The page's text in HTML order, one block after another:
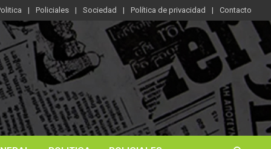
Policiales Sociedad Política de privacidad Contacto